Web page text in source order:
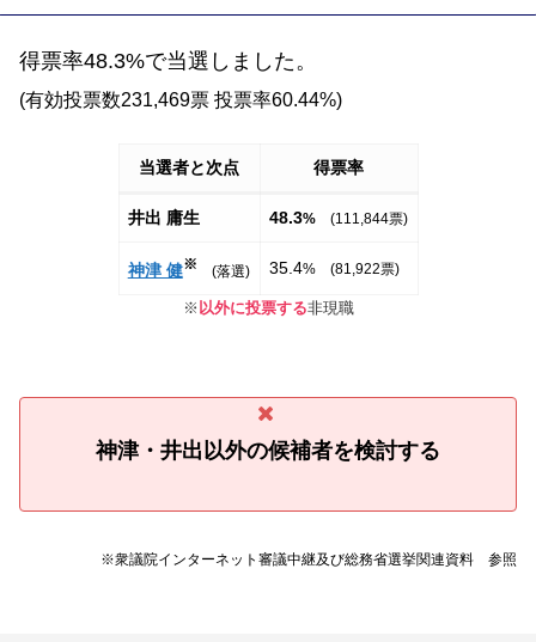
得票率48.3%で当選しました。
(有効投票数231,469票 投票率60.44%)
当選者と次点 得票率
井出 庸生 48.3%(111,844票)
神津 健※ (落選) 35.4% (81,922票)
※ 以外に投票する非現職
神津・井出以外の候補者を検討する
※衆議院インターネット審議中継及び総務省選挙関連資料 参照